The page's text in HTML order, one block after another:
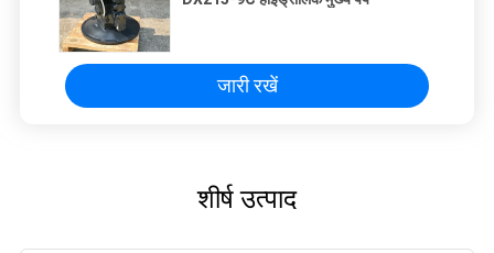
जारी रखें
शीर्ष उत्पाद